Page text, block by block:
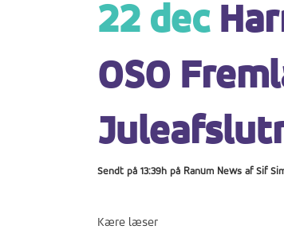
22 dec
OSO
Sendt på 13:39h på Ranum News af Sif
Kære læser